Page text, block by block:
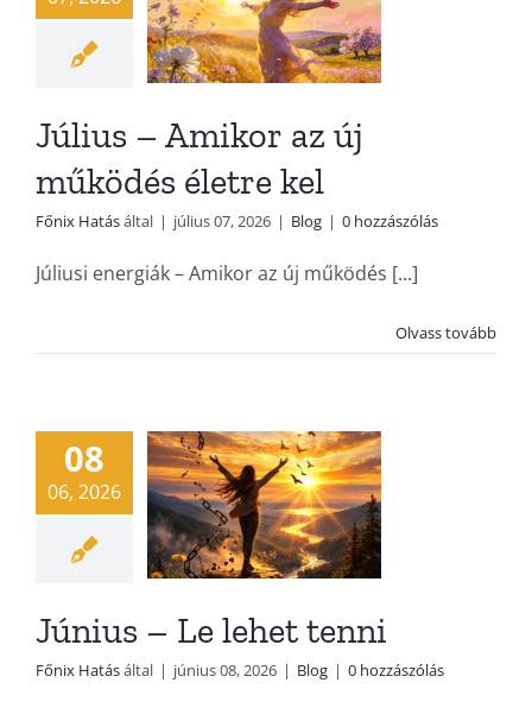
Július – Amikor az új
működés életre kel
Főnix Hatásáltal | július 07, 2026 | Blog | 0 hozzászólás
Júliusi energiák – Amikor az új működés [...]
Olvass tovább
08
06, 2026
Június – Le
Blog
Június – Le lehet tenni
Főnix Hatásáltal | június 08, 2026 | Blog | 0 hozzászólás